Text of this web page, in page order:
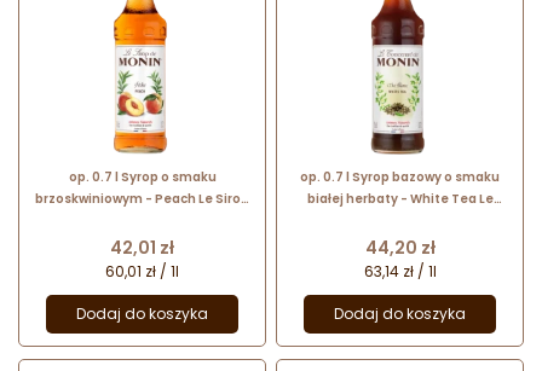
op. 0.7 l Syrop o smaku
brzoskwiniowym - Peach Le Sirop
Cena
42,01 zł
60,01 zł / 1l
Dodaj do koszyka
op. 0.7 l Syrop bazowy o smaku
białej herbaty - White Tea Le
butelka
Cena
44,20 zł
63,14 zł / 1l
Dodaj do koszyka